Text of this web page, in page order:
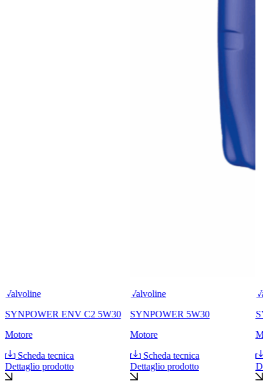
Valvoline
SYNPOWER ENV C2 5W30
Motore
Scheda tecnica
Dettaglio prodotto
Valvoline
SYNPOWER 5W30
Motore
Scheda tecnica
Dettaglio prodotto